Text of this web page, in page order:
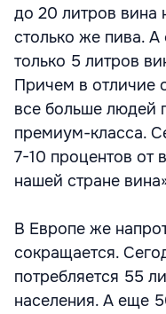
до 20 литров вина
столько же пива. А
только 5 литров
Причем в отличие
все больше людей
премиум-класса.
7-10 процентов от
нашей стране
В Европе же
сокращается.
потребляется 55
населения. А еще